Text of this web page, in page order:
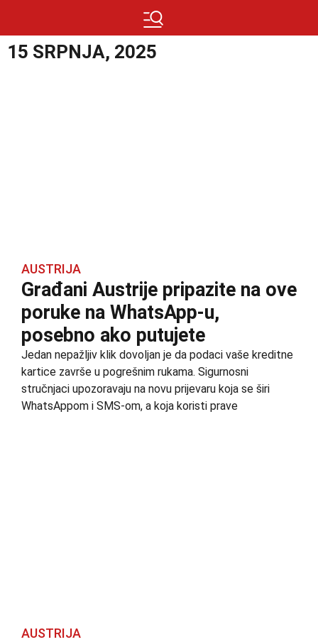
15 SRPNJA, 2025
AUSTRIJA
Građani Austrije pripazite na ove
poruke na WhatsApp-u,
posebno ako putujete
Jedan nepažljiv klik dovoljan je da podaci vaše kreditne
kartice završe u pogrešnim rukama. Sigurnosni
stručnjaci upozoravaju na novu prijevaru koja se širi
WhatsAppom i SMS-om, a koja koristi prave
AUSTRIJA